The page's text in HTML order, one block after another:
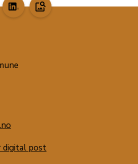
image_search
digital post